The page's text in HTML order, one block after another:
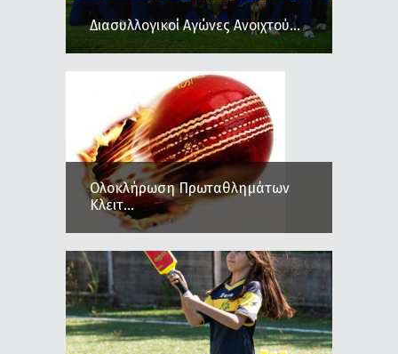
Διασυλλογικοί Αγώνες Ανοιχτού...
Ολοκλήρωση Πρωταθλημάτων
Κλειτ...